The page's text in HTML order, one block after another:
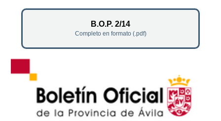
B.O.P. 2/14
Completo en formato (.pdf)